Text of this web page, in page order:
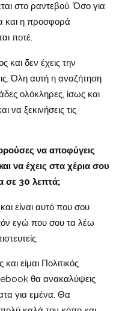
στο ραντεβού. Όσο για
και η προσφορά
ποτέ.
και δεν έχεις την
Όλη αυτή η αναζήτηση
ολόκληρες, ίσως και
να ξεκινήσεις τις
να αποφύγεις
να έχεις στα χέρια σου
σε 30 λεπτά;
είναι αυτό που σου
εγώ που σου τα λέω
είμαι Πολιτικός
ebook θα ανακαλύψεις
για εμένα. Θα